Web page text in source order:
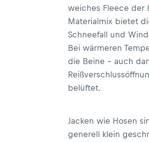
weiches Fleece der
Materialmix bietet
Schneefall und
Bei wärmeren
die Beine – auch
belüftet.
Jacken wie Hosen
generell klein